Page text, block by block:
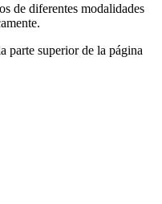
de diferentes modalidades
parte superior de la página